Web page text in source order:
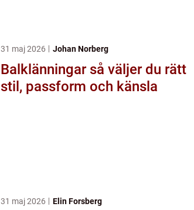
31 maj 2026 Johan Norberg
Balklänningar så väljer du rätt
stil, passform och känsla
31 maj 2026 Elin Forsberg